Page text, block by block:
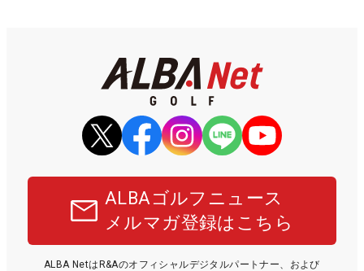
ALBAゴルフニュース
メルマガ登録はこちら
ALBA NetはR&Aのオフィシャルデジタルパートナー、および